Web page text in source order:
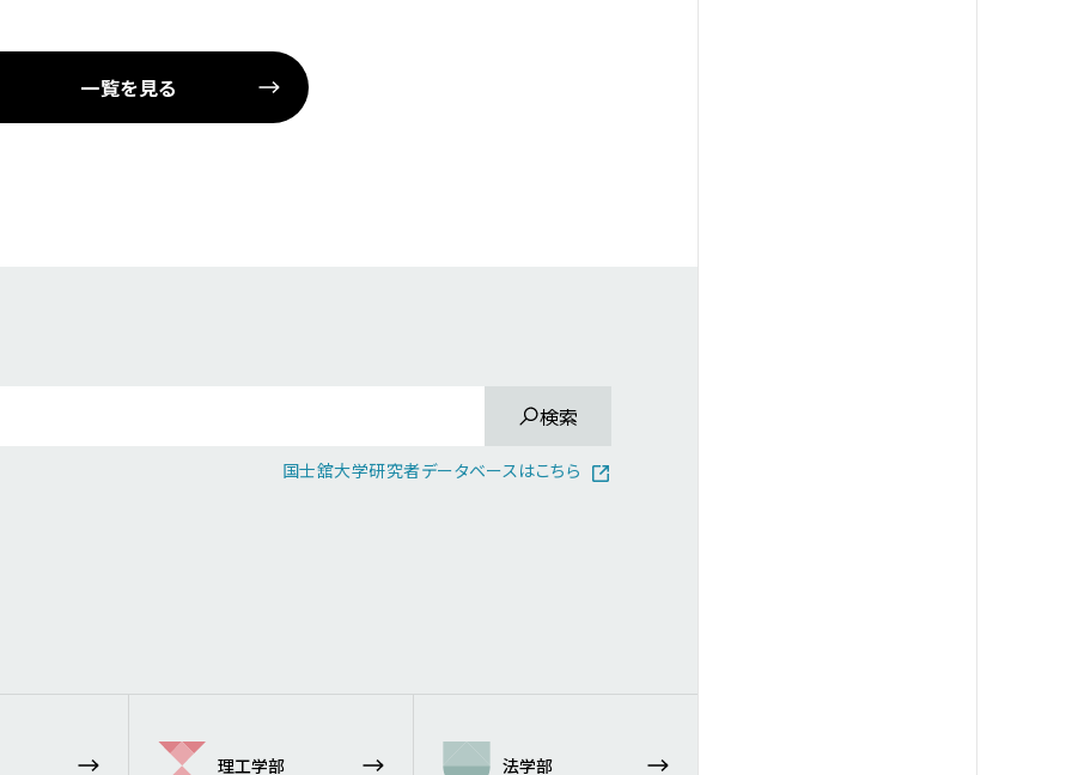
一覧を見る
検索
国士舘大学研究者データベースはこちら
理工学部 法学部